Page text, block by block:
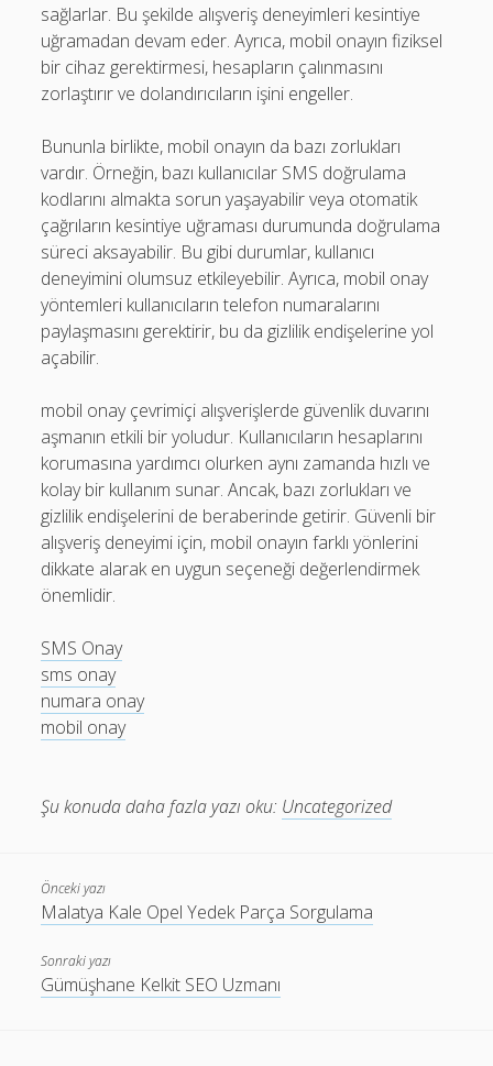
sağlarlar. Bu şekilde alışveriş deneyimleri kesintiye
uğramadan devam eder. Ayrıca, mobil onayın fiziksel
bir cihaz gerektirmesi, hesapların çalınmasını
zorlaştırır ve dolandırıcıların işini engeller.
Bununla birlikte, mobil onayın da bazı zorlukları
vardır. Örneğin, bazı kullanıcılar SMS doğrulama
kodlarını almakta sorun yaşayabilir veya otomatik
çağrıların kesintiye uğraması durumunda doğrulama
süreci aksayabilir. Bu gibi durumlar, kullanıcı
deneyimini olumsuz etkileyebilir. Ayrıca, mobil onay
yöntemleri kullanıcıların telefon numaralarını
paylaşmasını gerektirir, bu da gizlilik endişelerine yol
açabilir.
mobil onay çevrimiçi alışverişlerde güvenlik duvarını
aşmanın etkili bir yoludur. Kullanıcıların hesaplarını
korumasına yardımcı olurken aynı zamanda hızlı ve
kolay bir kullanım sunar. Ancak, bazı zorlukları ve
gizlilik endişelerini de beraberinde getirir. Güvenli bir
alışveriş deneyimi için, mobil onayın farklı yönlerini
dikkate alarak en uygun seçeneği değerlendirmek
önemlidir.
SMS Onay
sms onay
numara onay
mobil onay
Şu konuda daha fazla yazı oku: Uncategorized
Önceki yazı
Malatya Kale Opel Yedek Parça Sorgulama
Sonraki yazı
Gümüşhane Kelkit SEO Uzmanı